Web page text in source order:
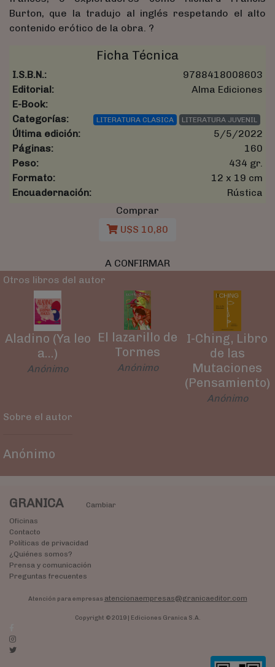
Burton, que la tradujo al inglés respetando el alto
contenido erótico de la obra. ?
Ficha Técnica
I.S.B.N.:
9788418008603
Editorial:
Alma Ediciones
E-Book:
Categorías:
LITERATURA CLASICA LITERATURA JUVENIL
Última edición:
5/5/2022
Páginas:
160
Peso:
434 gr.
Formato:
12 x 19 cm
Encuadernación:
Rústica
Comprar
U$S 10,80
A CONFIRMAR
Otros libros del autor
Aladino (Ya leo
a...)
Anónimo
El lazarillo de
Tormes
Anónimo
I-Ching, Libro
de las
Mutaciones
(Pensamiento)
Anónimo
Sobre el autor
Anónimo
GRANICA
Cambiar
Oficinas
Contacto
Políticas de privacidad
¿Quiénes somos?
Prensa y comunicación
Preguntas frecuentes
Atención para empresas atencionaempresas@granicaeditor.com
Copyright © 2019 | Ediciones Granica S.A.